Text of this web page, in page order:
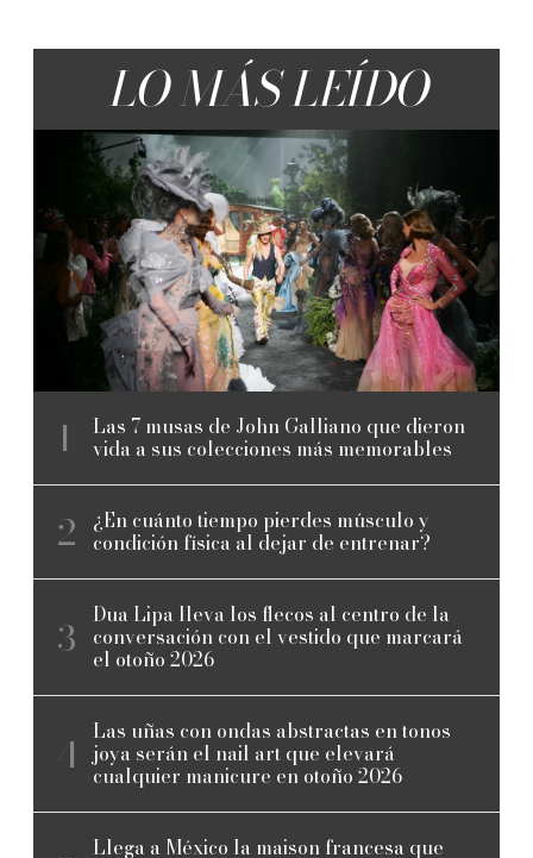
LO MÁS LEÍDO
Las 7 musas de John Galliano que dieron
vida a sus colecciones más memorables
¿En cuánto tiempo pierdes músculo y
condición física al dejar de entrenar?
Dua Lipa lleva los flecos al centro de la
conversación con el vestido que marcará
el otoño 2026
Las uñas con ondas abstractas en tonos
joya serán el nail art que elevará
cualquier manicure en otoño 2026
Llega a México la maison francesa que